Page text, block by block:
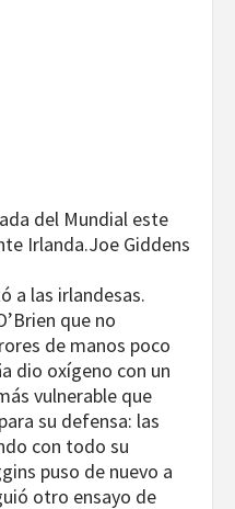
del Mundial este
Irlanda.Joe Giddens
a las irlandesas.
que no
de manos poco
dio oxígeno con un
vulnerable que
su defensa: las
con todo su
puso de nuevo a
otro ensayo de